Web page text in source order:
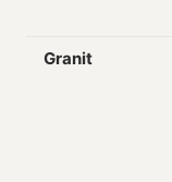
Granit